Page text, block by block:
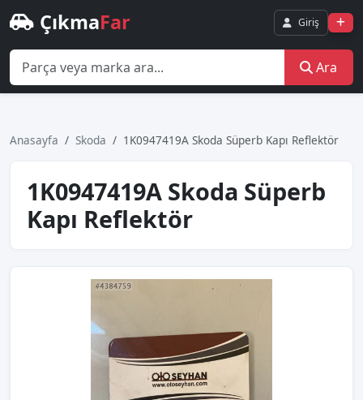
ÇıkmaFar Giriş
Ara
Anasayfa Skoda 1K0947419A Skoda Süperb Kapı Reflektör
1K0947419A Skoda Süperb
Kapı Reflektör